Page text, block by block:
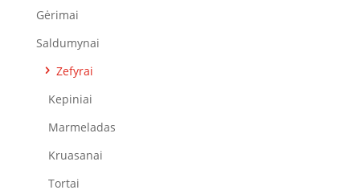
Gėrimai
Saldumynai
Zefyrai
Kepiniai
Marmeladas
Kruasanai
Tortai